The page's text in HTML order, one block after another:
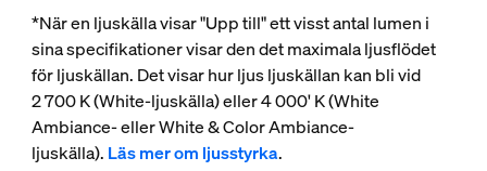
*När en ljuskälla visar "Upp till" ett visst antal lumen i
sina specifikationer visar den det maximala ljusflödet
för ljuskällan. Det visar hur ljus ljuskällan kan bli vid
2 700 K (White-ljuskälla) eller 4 000' K (White
Ambiance- eller White & Color Ambiance-
ljuskälla). Läs mer om ljusstyrka.